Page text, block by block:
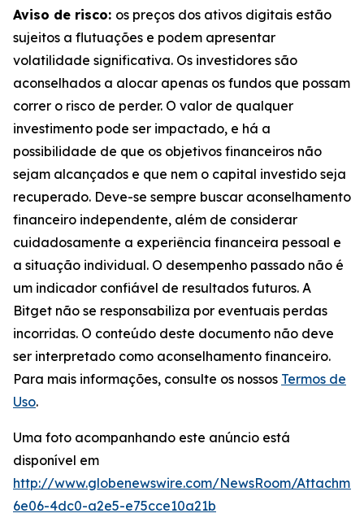
Aviso de risco: os preços dos ativos digitais estão
sujeitos a flutuações e podem apresentar
volatilidade significativa. Os investidores são
aconselhados a alocar apenas os fundos que possam
correr o risco de perder. O valor de qualquer
investimento pode ser impactado, e há a
possibilidade de que os objetivos financeiros não
sejam alcançados e que nem o capital investido seja
recuperado. Deve-se sempre buscar aconselhamento
financeiro independente, além de considerar
cuidadosamente a experiência financeira pessoal e
a situação individual. O desempenho passado não é
um indicador confiável de resultados futuros. A
Bitget não se responsabiliza por eventuais perdas
incorridas. O conteúdo deste documento não deve
ser interpretado como aconselhamento financeiro.
Para mais informações, consulte os nossos Termos de
Uso.
Uma foto acompanhando este anúncio está
disponível em
http://www.globenewswire.com/NewsRoom/
6e06-4dc0-a2e5-e75cce10a21b